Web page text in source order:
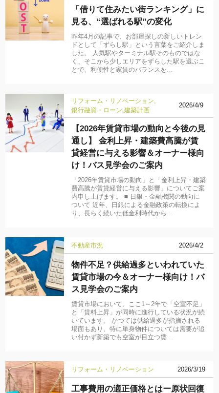
「借りて住みたい街ランキング」に
見る、“選ばれる駅”の変化
昨年4月の記事で、お部屋探しの新しいトレン
ドとして「ずらし駅」という言葉をご紹介しま
した。 人気駅やターミナル駅そのものではな
く、そこから少しエリアをずらした駅を選ぶこ
とで、利便性と家賃のバランスを…
リフォーム・リノベーション
銀行融資・ローン 建築計画
2026/4/9
【2026年賃貸市場の動向と今後の見
通し】 金利上昇・建築費高騰が賃
貸経営に与える影響＆オーナー様向
け！バス見学会のご案内
「2026年賃貸市場の動向」と「金利上昇・建築
費高騰が賃貸経営に与える影響」についてご案
内申し上げます。 ■ 日銀・金融機関の動向に
ついて 近年、日銀による金融政策の転換によ
り、長らく続いた低金利時代から…
不動産市況 2026/4/2
物件不足？供給過多といわれていた
賃貸市場の今＆オーナー様向け！バ
ス見学会のご案内
賃貸市場において、ここ1～2年で「空室不足」
と「賃料上昇」が同時に進行している状況が続
いています。 かつては供給過多が指摘される
場面もあり、特に単身物件については需要が追
い付かず新築でも空室が目立つ賃…
リフォーム・リノベーション 2026/3/19
工事費用の適正価格とはー原状回復